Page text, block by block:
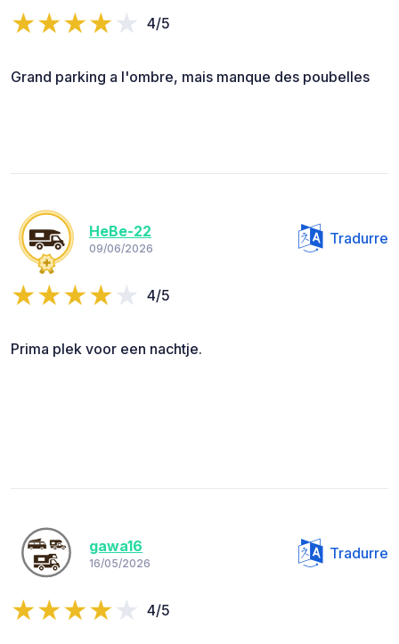
4/5
Grand parking a l'ombre, mais manque des poubelles
HeBe-22
09/06/2026
Tradurre
4/5
Prima plek voor een nachtje.
gawa16
16/05/2026
Tradurre
4/5